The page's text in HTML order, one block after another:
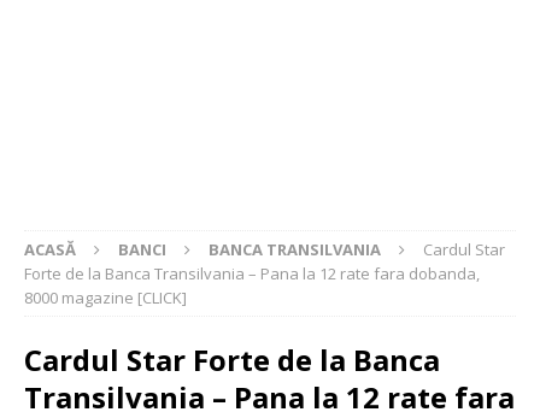
ACASĂ BANCI BANCA TRANSILVANIA
Cardul Star
Forte de la Banca Transilvania – Pana la 12 rate fara dobanda,
8000 magazine [CLICK]
Cardul Star Forte de la Banca
Transilvania – Pana la 12 rate fara